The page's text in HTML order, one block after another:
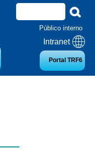
Público interno
Intranet
Portal TRF6